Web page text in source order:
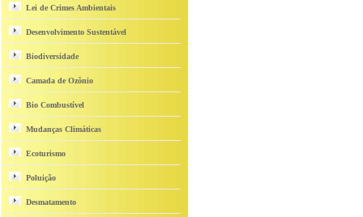
Lei de Crimes Ambientais
Desenvolvimento Sustentável
Biodiversidade
Camada de Ozônio
Bio Combustível
Mudanças Climáticas
Ecoturismo
Poluição
Desmatamento